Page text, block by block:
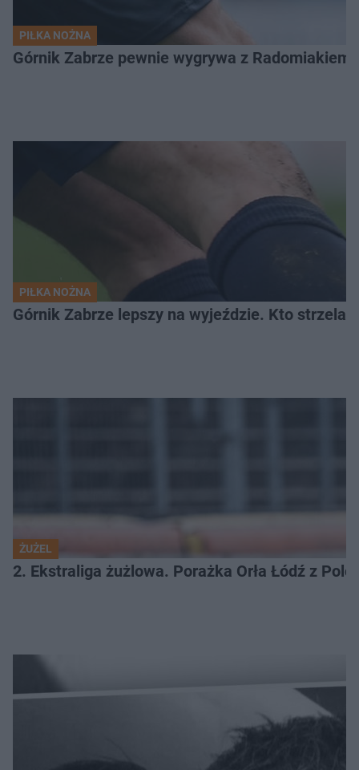
PIŁKA NOŻNA
Górnik Zabrze pewnie wygrywa z
PIŁKA NOŻNA
Górnik Zabrze lepszy na wyjeździe. Kto strzelał
ŻUŻEL
2. Ekstraliga żużlowa. Porażka Orła Łódź z